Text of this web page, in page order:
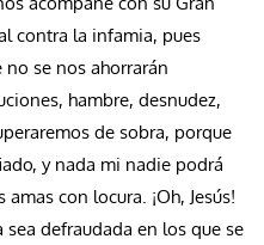
contra la infamia, pues
se nos ahorrarán
hambre, desnudez,
de sobra, porque
y nada mi nadie podrá
con locura. ¡Oh, Jesús!
defraudada en los que se